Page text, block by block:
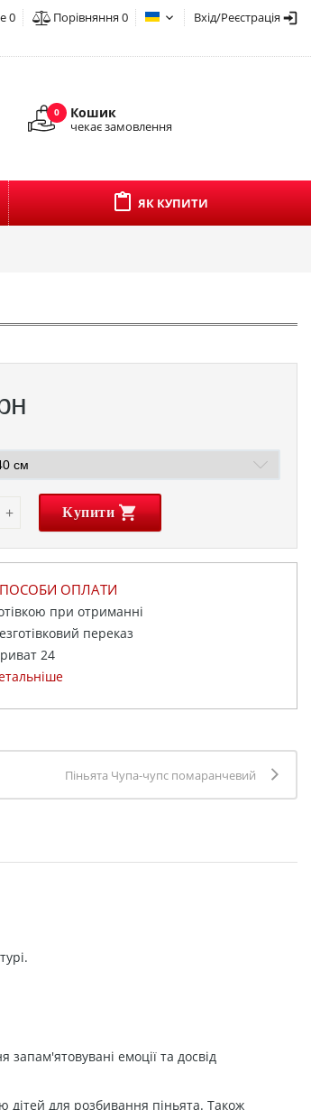
0 Порівняння 0 Вхід/Реєстрація
Кошик
чекає замовлення
0
ЯК КУПИТИ
+ Купити
ОПЛАТИ
при отриманні
переказ
24
Піньята Чупа-чупс помаранчевий
емоції та досвід
дітей для розбивання піньята. Також